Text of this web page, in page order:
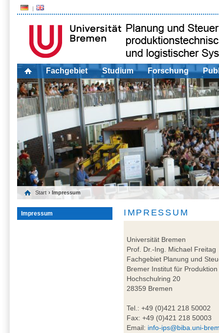
Fachgebiet Studium Forschung
Start › Impressum
Impressum IMPRESSUM
Universität Bremen
Prof. Dr.-Ing. Michael Freitag
Fachgebiet Planung und
Bremer Institut für
Hochschulring 20
28359 Bremen
Tel.: +49 (0)421 218 50002
Fax: +49 (0)421 218 50003
Email: info-ips@biba.uni-